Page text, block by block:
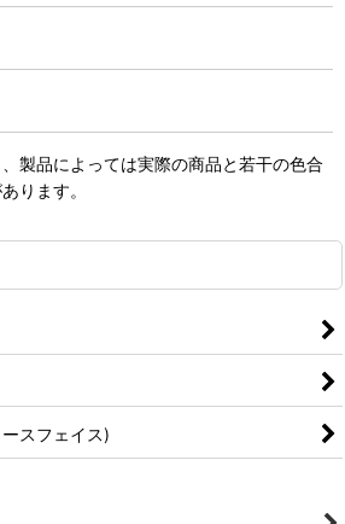
製品によっては実際の商品と若干の色合
ります。
スフェイス)